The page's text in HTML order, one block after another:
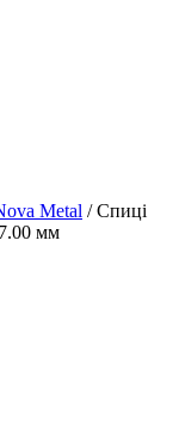
Metal / Спиці
мм